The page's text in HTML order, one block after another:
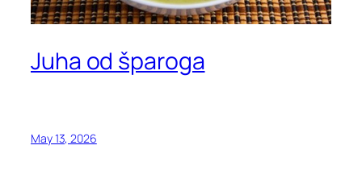
Juha od šparoga
May 13, 2026